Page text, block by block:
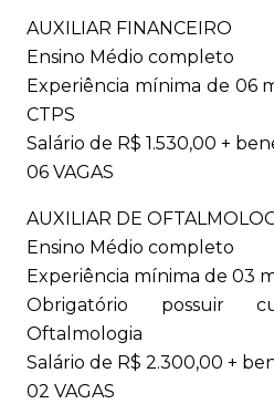
AUXILIAR FINANCEIRO
Ensino Médio completo
Experiência mínima de 06
CTPS
Salário de R$ 1.530,00 +
06 VAGAS
AUXILIAR DE
Ensino Médio completo
Experiência mínima de 03
Obrigatório possuir
Oftalmologia
Salário de R$ 2.300,00 +
02 VAGAS